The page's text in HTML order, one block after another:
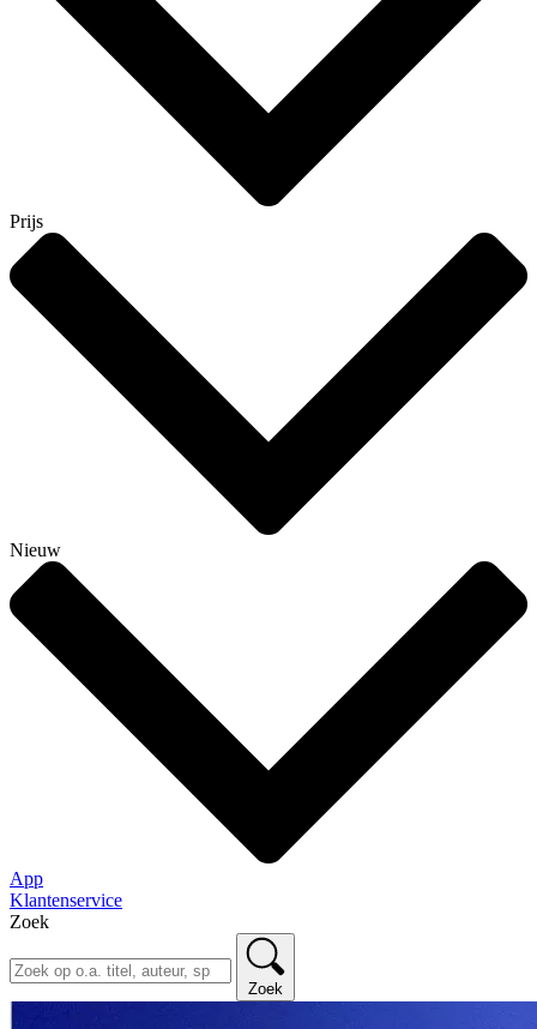
Prijs
Nieuw
App
Klantenservice
Zoek
Zoek